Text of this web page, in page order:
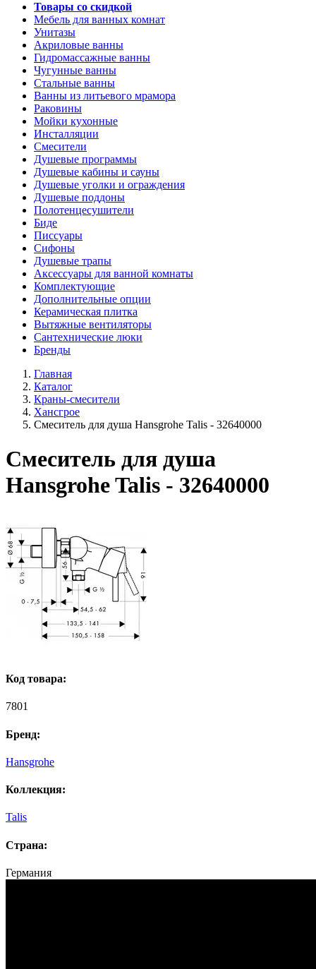
Товары со скидкой
Мебель для ванных комнат
Унитазы
Акриловые ванны
Гидромассажные ванны
Чугунные ванны
Стальные ванны
Ванны из литьевого мрамора
Раковины
Мойки кухонные
Инсталляции
Смесители
Душевые программы
Душевые кабины и сауны
Душевые уголки и ограждения
Душевые поддоны
Полотенцесушители
Биде
Писсуары
Сифоны
Душевые трапы
Аксессуары для ванной комнаты
Комплектующие
Дополнительные опции
Керамическая плитка
Вытяжные вентиляторы
Сантехнические люки
Бренды
Главная
Каталог
Краны-смесители
Хансгрое
Смеситель для душа Hansgrohe Talis - 32640000
Смеситель для душа
Hansgrohe Talis - 32640000
Код товара:
7801
Бренд:
Hansgrohe
Коллекция:
Talis
Страна:
Германия